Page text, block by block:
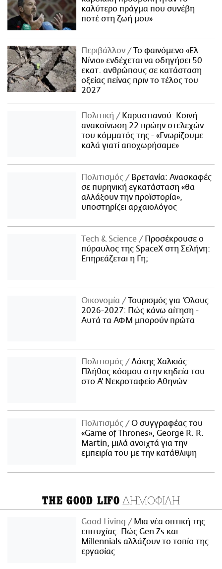
καλύτερο πράγμα που συνέβη
ποτέ στη ζωή μου»
Περιβάλλον
Το φαινόμενο «Ελ
Νίνιο» ενδέχεται να οδηγήσει 50
εκατ. ανθρώπους σε κατάσταση
οξείας πείνας πριν το τέλος του
2027
Πολιτική
Καρυστιανού: Κοινή
ανακοίνωση 22 πρώην στελεχών
του κόμματός της - «Γνωρίζουμε
καλά γιατί αποχωρήσαμε»
Πολιτισμός
Βρετανία: Ανασκαφές
σε πυρηνική εγκατάσταση «θα
αλλάξουν την προϊστορία»,
υποστηρίζει αρχαιολόγος
Τech & Science
Προσέκρουσε ο
πύραυλος της SpaceX στη Σελήνη:
Επηρεάζεται η Γη;
Οικονομία
Τουρισμός για Όλους
2026-2027: Πώς κάνω αίτηση -
Αυτά τα ΑΦΜ μπορούν πρώτα
Πολιτισμός
Λάκης Χαλκιάς:
Πλήθος κόσμου στην κηδεία του
στο Α' Νεκροταφείο Αθηνών
Πολιτισμός
Ο συγγραφέας του
«Game of Thrones», George R. R.
Martin, μιλά ανοιχτά για την
εμπειρία του με την κατάθλιψη
THE GOOD LIFO ΔΗΜΟΦΙΛΗ
Good Living
Μια νέα οπτική της
επιτυχίας: Πώς Gen Zs και
Millennials αλλάζουν το τοπίο της
εργασίας